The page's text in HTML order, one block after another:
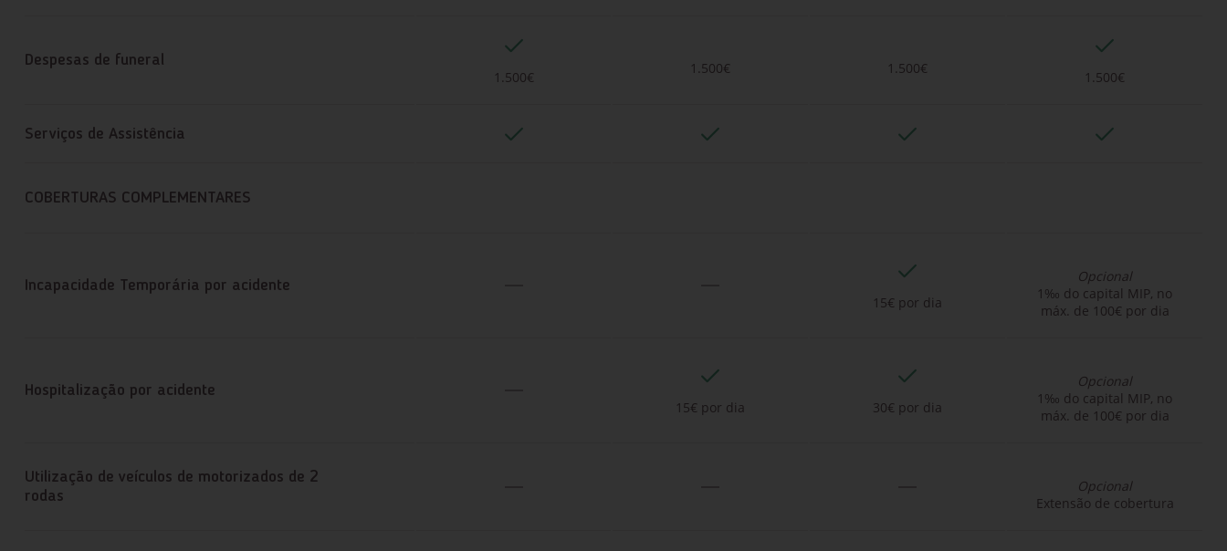
Despesas de funeral
1.500€
1.500€ 1.500€
1.500€
Serviços de Assistência
COBERTURAS COMPLEMENTARES
Incapacidade Temporária por acidente
15€ por dia
Opcional
1‰ do capital MIP, no
máx. de 100€ por dia
Hospitalização por acidente
15€ por dia 30€ por dia
Opcional
1‰ do capital MIP, no
máx. de 100€ por dia
Utilização de veículos de motorizados de 2
rodas
Opcional
Extensão de cobertura